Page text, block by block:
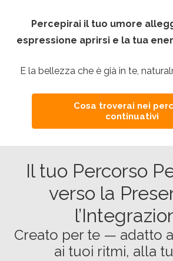
Percepirai il tuo umore
espressione aprirsi e la tua
E la bellezza che è già in te,
Cosa troverai nei
continuativi
Il tuo Percorso
verso la
Creato per te — adatto
ai tuoi ritmi, alla